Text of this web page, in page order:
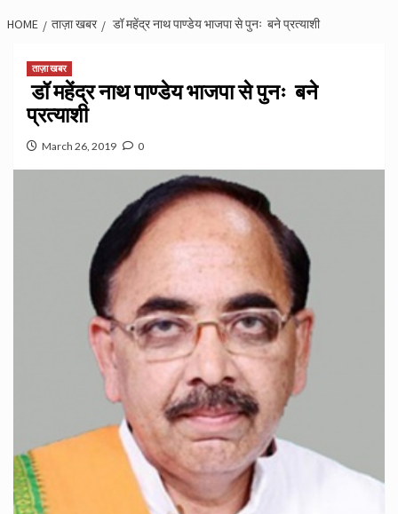
HOME ताज़ा खबर डॉ महेंद्र नाथ पाण्डेय भाजपा से पुनः बने प्रत्याशी
ताज़ा खबर
डॉ महेंद्र नाथ पाण्डेय भाजपा से पुनः बने
प्रत्याशी
March 26, 2019 0